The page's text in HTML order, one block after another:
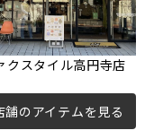
クスタイル高円寺店
舗のアイテムを見る